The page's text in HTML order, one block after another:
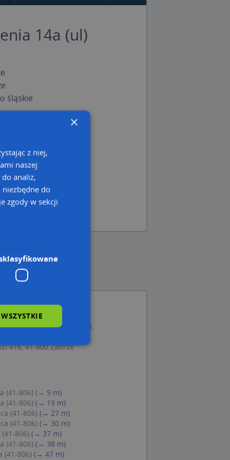
14a (ul)
śląskie
Andrzej Włoch Jan, ul.
416, 41-800 Zabrze
(41-806) (→ 9 m)
(41-806) (→ 19 m)
(41-806) (→ 27 m)
(41-806) (→ 30 m)
806) (→ 37 m)
(41-806) (→ 38 m)
(41-806) (→ 47 m)
×
z niej,
naszej
analiz,
do
zgody w sekcji
użytkownika i
Script.com
zgody